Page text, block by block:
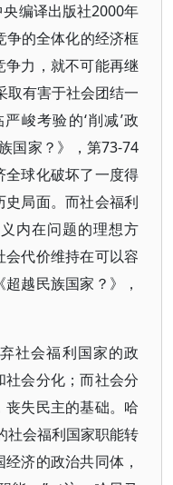
编译出版社2000年
争的全体化的经济框
力，就不可能再继
取有害于社会团结一
峻考验的‘削减’政
国家？》，第73-74
球化破坏了一度得
局面。而社会福利
内在问题的理想方
代价维持在可以容
越民族国家？》，
社会福利国家的政
会分化；而社会分
失民主的基础。哈
社会福利国家职能转
济的政治共同体，